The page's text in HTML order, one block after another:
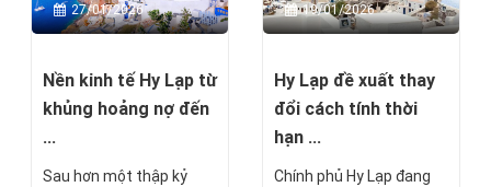
27/01/2026
Nền kinh tế Hy Lạp từ
khủng hoảng nợ đến
...
Sau hơn một thập kỷ
19/01/2026
Hy Lạp đề xuất thay
đổi cách tính thời
hạn ...
Chính phủ Hy Lạp đang